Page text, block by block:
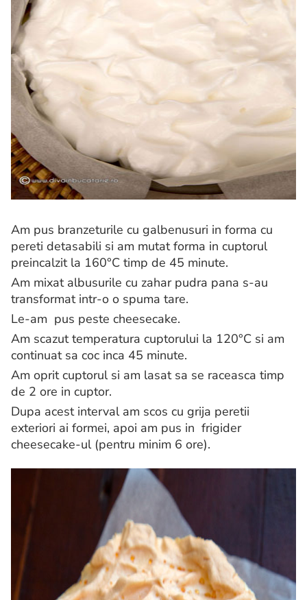
Am pus branzeturile cu galbenusuri in forma cu
pereti detasabili si am mutat forma in cuptorul
preincalzit la 160°C timp de 45 minute.
Am mixat albusurile cu zahar pudra pana s-au
transformat intr-o o spuma tare.
Le-am pus peste cheesecake.
Am scazut temperatura cuptorului la 120°C si am
continuat sa coc inca 45 minute.
Am oprit cuptorul si am lasat sa se raceasca timp
de 2 ore in cuptor.
Dupa acest interval am scos cu grija peretii
exteriori ai formei, apoi am pus in frigider
cheesecake-ul (pentru minim 6 ore).